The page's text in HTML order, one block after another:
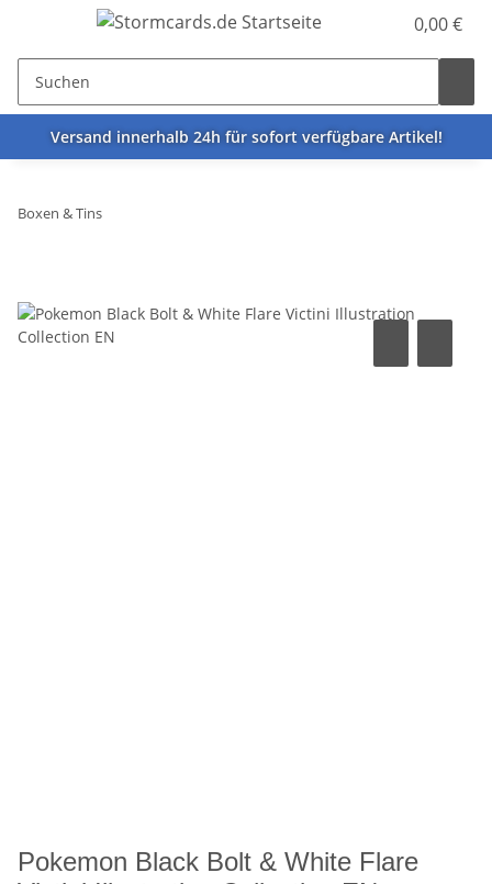
0,00 €
Versand innerhalb 24h für sofort verfügbare Artikel!
Boxen & Tins
Pokemon Black Bolt & White Flare